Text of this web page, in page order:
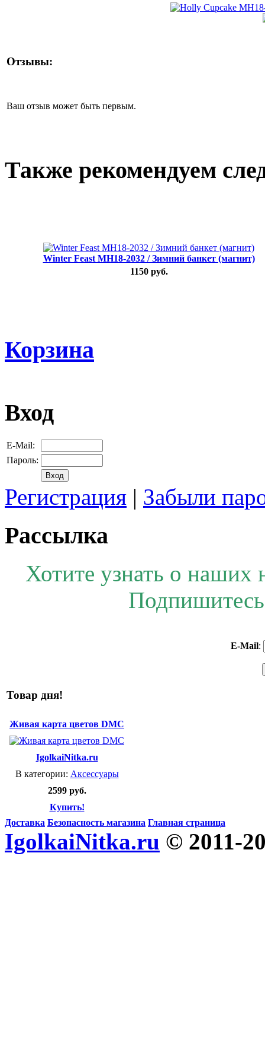
Отзывы:
Ваш отзыв может быть первым.
Также рекомендуем
Winter Feast MH18-2032 / Зимний банкет (магнит)
1150 руб.
Корзина
Вход
E-Mail:
Пароль:
Регистрация | Забыли
Рассылка
Хотите узнать о наших
E-Mail:
Товар дня!
Живая карта цветов DMC
IgolkaiNitka.ru
В категории: Аксессуары
2599 руб.
Купить!
Доставка Безопасность магазина Главная страница
IgolkaiNitka.ru © 2011-